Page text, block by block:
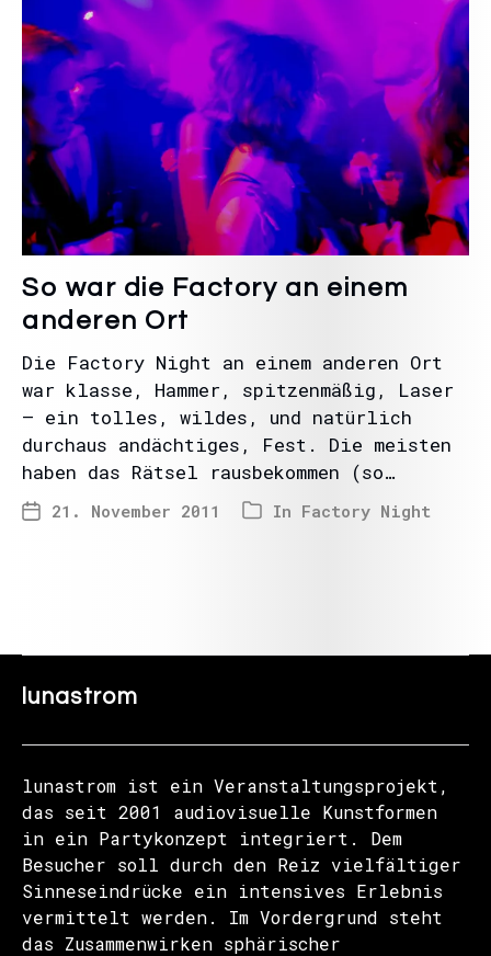
So war die Factory an einem
anderen Ort
Die Factory Night an einem anderen Ort
war klasse, Hammer, spitzenmäßig, Laser
– ein tolles, wildes, und natürlich
durchaus andächtiges, Fest. Die meisten
haben das Rätsel rausbekommen (so…
21. November 2011 In Factory Night
lunastrom
lunastrom ist ein Veranstaltungsprojekt,
das seit 2001 audiovisuelle Kunstformen
in ein Partykonzept integriert. Dem
Besucher soll durch den Reiz vielfältiger
Sinneseindrücke ein intensives Erlebnis
vermittelt werden. Im Vordergrund steht
das Zusammenwirken sphärischer